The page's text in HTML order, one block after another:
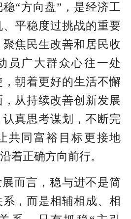
“方向盘”，是经济工
平稳度过挑战的重要
焦民生改善和居民收
员广大群众心往一处
朝着更好的生活不懈
从持续改善创新发展
真思考谋划，不断完
共同富裕目标更接地
着正确方向前行。
而言，稳与进不是简
，而是相辅相成、相